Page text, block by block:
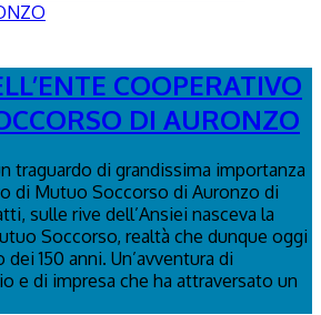
COOPERATIVO
DI AURONZO
traguardo di grandissima importanza
di Mutuo Soccorso di Auronzo di
sulle rive dell’Ansiei nasceva la
Soccorso, realtà che dunque oggi
150 anni. Un’avventura di
e di impresa che ha attraversato un